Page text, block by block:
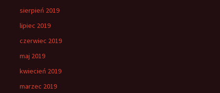
sierpień 2019
lipiec 2019
czerwiec 2019
maj 2019
kwiecień 2019
marzec 2019